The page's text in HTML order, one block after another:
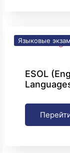
Языковые
ESOL